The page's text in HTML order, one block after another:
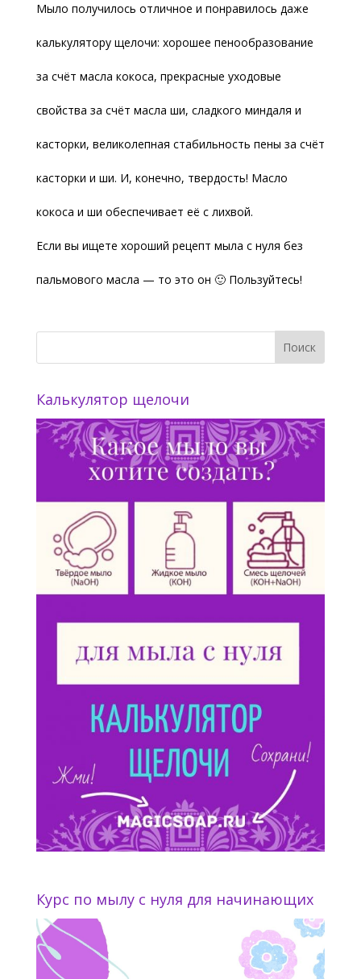
Мыло получилось отличное и понравилось даже
калькулятору щелочи: хорошее пенообразование
за счёт масла кокоса, прекрасные уходовые
свойства за счёт масла ши, сладкого миндаля и
касторки, великолепная стабильность пены за счёт
касторки и ши. И, конечно, твердость! Масло
кокоса и ши обеспечивает её с лихвой.
Если вы ищете хороший рецепт мыла с нуля без
пальмового масла — то это он 🙂 Пользуйтесь!
Калькулятор щелочи
Курс по мылу с нуля для начинающих